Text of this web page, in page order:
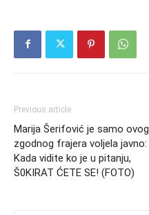
Previous article
Marija Šerifović je samo ovog
zgodnog frajera voljela javno:
Kada vidite ko je u pitanju,
Š0KIRAT ĆETE SE! (FOTO)